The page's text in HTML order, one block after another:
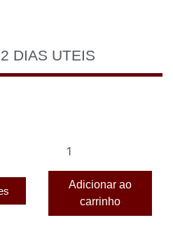
DIAS UTEIS
Adicionar ao
carrinho